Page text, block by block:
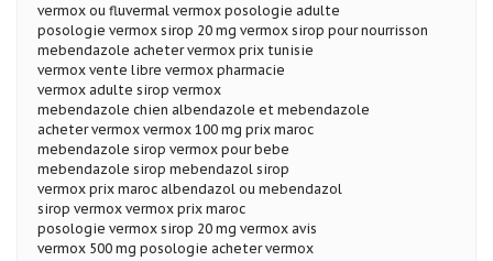
vermox ou fluvermal vermox posologie adulte
posologie vermox sirop 20 mg vermox sirop pour nourrisson
mebendazole acheter vermox prix tunisie
vermox vente libre vermox pharmacie
vermox adulte sirop vermox
mebendazole chien albendazole et mebendazole
acheter vermox vermox 100 mg prix maroc
mebendazole sirop vermox pour bebe
mebendazole sirop mebendazol sirop
vermox prix maroc albendazol ou mebendazol
sirop vermox vermox prix maroc
posologie vermox sirop 20 mg vermox avis
vermox 500 mg posologie acheter vermox